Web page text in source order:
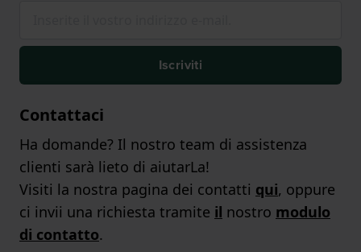
Iscriviti
Contattaci
Ha domande? Il nostro team di assistenza
clienti sarà lieto di aiutarLa!
Visiti la nostra pagina dei contatti qui, oppure
ci invii una richiesta tramite il nostro modulo
di contatto.